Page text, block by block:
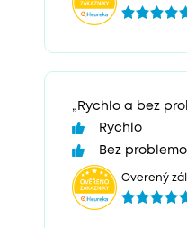
„Rychlo a bez
Rychlo
Bez
Overený